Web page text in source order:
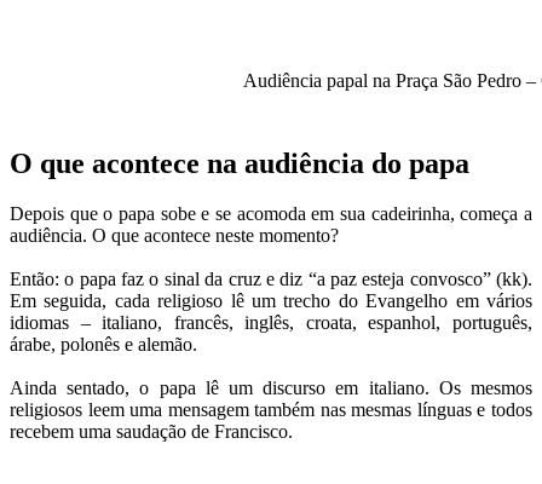
Audiência papal na Praça São Pedro
O que acontece na audiência do papa
Depois que o papa sobe e se acomoda em sua cadeirinha, começa a
audiência. O que acontece neste momento?
Então: o papa faz o sinal da cruz e diz “a paz esteja convosco” (kk).
Em seguida, cada religioso lê um trecho do Evangelho em vários
idiomas – italiano, francês, inglês, croata, espanhol, português,
árabe, polonês e alemão.
Ainda sentado, o papa lê um discurso em italiano. Os mesmos
religiosos leem uma mensagem também nas mesmas línguas e todos
recebem uma saudação de Francisco.